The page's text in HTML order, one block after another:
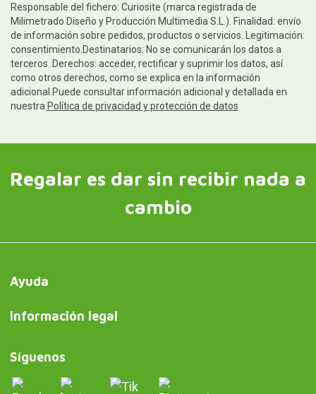
Responsable del fichero: Curiosite (marca registrada de
Milimetrado Diseño y Producción Multimedia S.L.). Finalidad: envío
de información sobre pedidos, productos o servicios. Legitimación:
consentimiento.Destinatarios: No se comunicarán los datos a
terceros. Derechos: acceder, rectificar y suprimir los datos, así
como otros derechos, como se explica en la información
adicional.Puede consultar información adicional y detallada en
nuestra Política de privacidad y protección de datos
Regalar es dar sin recibir nada a
cambio
Ayuda
Información legal
Síguenos